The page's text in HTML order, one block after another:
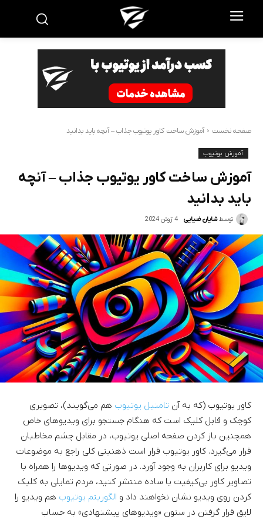
صفحه نخست آموزش ساخت کاور یوتیوب جذاب – آنچه باید بدانید
آموزش یوتیوب
آموزش ساخت کاور یوتیوب جذاب – آنچه
باید بدانید
توسط شایان ضیایی 4 ژوئن 2024
کاور یوتیوب (که به آن تامنیل یوتیوب هم می‌گویند)، تصویری
کوچک و قابل کلیک است که هنگام جستجو برای ویدیوهای خاص
همچنین باز کردن صفحه اصلی یوتیوب، در مقابل چشم مخاطبان
قرار می‌گیرد. کاور یوتیوب قرار است ذهنیتی کلی راجع به موضوعات
ویدیو برای کاربران به وجود آورد. در صورتی که ویدیوها را همراه با
تصاویر کاور بی‌کیفیت یا ساده منتشر کنید، مردم تمایلی به کلیک
کردن روی ویدیو نشان نخواهند داد و الگوریتم یوتیوب هم ویدیو را
لایق قرار گرفتن در ستون «ویدیوهای پیشنهادی» به حساب